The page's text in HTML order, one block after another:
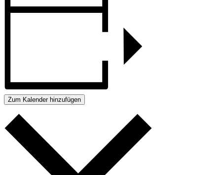
Zum Kalender hinzufügen